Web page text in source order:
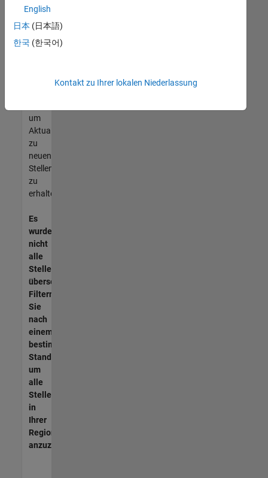
Ihren
entsprechen,
werden
unseres
um
Aktualisierungen
zu
neuen
Stellenangeboten
zu
erhalten.
Es
wurden
nicht
alle
Stellen
übersetzt.
Filtern
Sie
nach
einem
bestimmten
Standort,
um
alle
Stellenangebote
in
Ihrer
Region
anzuzeigen.
English
日本 (日本語)
한국 (한국어)
Kontakt zu Ihrer lokalen Niederlassung